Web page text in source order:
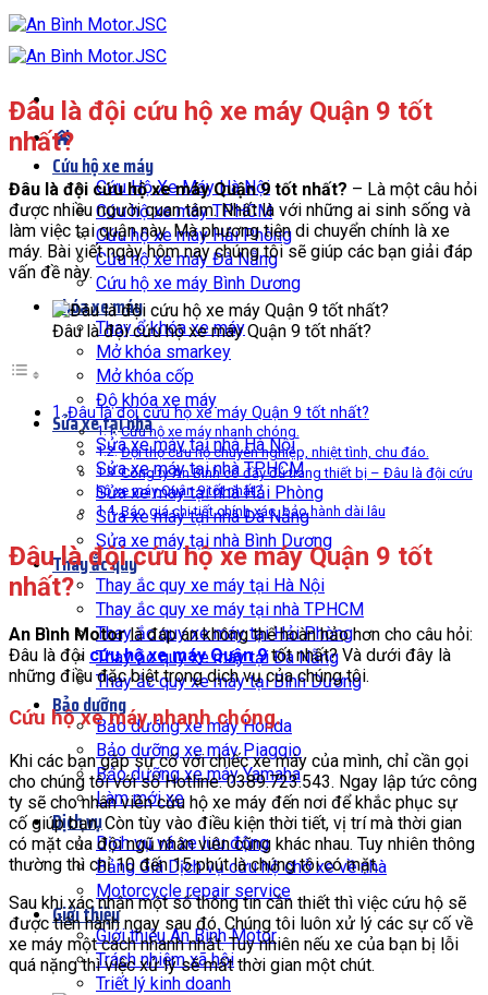
Bỏ
qua
nội
Cứu hộ xe máy
Cứu Hộ Xe Máy Hà Nội
Cứu hộ xe máy TPHCM
Cứu hộ xe máy Hải Phòng
Cứu hộ xe máy Đà Nẵng
Cứu hộ xe máy Bình Dương
Khóa xe máy
Thay ổ khóa xe máy
Mở khóa smarkey
Mở khóa cốp
Độ khóa xe máy
Sửa xe tại nhà
Sửa xe máy tại nhà Hà Nội
Sửa xe máy tại nhà TPHCM
Sửa xe máy tại nhà Hải Phòng
Sửa xe máy tại nhà Đà Nẵng
Sửa xe máy tại nhà Bình Dương
Thay ắc quy
Thay ắc quy xe máy tại Hà Nội
Thay ắc quy xe máy tại nhà TPHCM
Thay ắc quy xe máy tại Hải Phòng
Thay ắc quy xe máy tại Đà Nẵng
Thay ắc quy xe máy tại Bình Dương
Bảo dưỡng
Bảo dưỡng xe máy Honda
Bảo dưỡng xe máy Piaggio
Bảo dưỡng xe máy Yamaha
Làm mới xe
Dịch vụ
Dịch vụ vá xe lưu động
Bảng Giá Dịch vụ cứu hộ chở xe về nhà
Motorcycle repair service
Giới thiệu
Giới thiệu An Bình Motor
Trách nhiệm xã hội
Triết lý kinh doanh
Đâu là đội cứu hộ xe máy Quận 9 tốt
nhất?
Đâu là đội cứu hộ xe máy Quận 9 tốt nhất? – Là một câu hỏi
được nhiều người quan tâm. Nhất là với những ai sinh sống và
làm việc tại quận này. Mà phương tiện di chuyển chính là xe
máy. Bài viết ngày hôm nay chúng tôi sẽ giúp các bạn giải đáp
vấn đề này.
Đâu là đội cứu hộ xe máy Quận 9 tốt nhất?
Đâu là đội cứu hộ xe máy Quận 9 tốt nhất?
Cứu hộ xe máy nhanh chóng.
Đội thợ cứu hộ chuyên nghiệp, nhiệt tình, chu đáo.
Công ty An Bình có đầy đủ trang thiết bị – Đâu là đội cứu
hộ xe máy Quận 9 tốt nhất?
Báo giá chi tiết chính xác, bảo hành dài lâu
Đâu là đội cứu hộ xe máy Quận 9 tốt
nhất?
An Bình Motorlà đáp án không thể hoàn hảo hơn cho câu hỏi:
Đâu là đội cứu hộ xe máy Quận 9tốt nhất? Và dưới đây là
những điều đặc biệt trong dịch vụ của chúng tôi.
Cứu hộ xe máy nhanh chóng.
Khi các bạn gặp sự cố với chiếc xe máy của mình, chỉ cần gọi
cho chúng tôi với số Hotline: 0389.723.543. Ngay lập tức công
ty sẽ cho nhân viên cứu hộ xe máy đến nơi để khắc phục sự
cố giúp bạn. Còn tùy vào điều kiện thời tiết, vị trí mà thời gian
có mặt của đội ngũ nhân viên cũng khác nhau. Tuy nhiên thông
thường thì chỉ 10 đến 15 phút là chúng tôi có mặt.
Sau khi xác nhận một số thông tin cần thiết thì việc cứu hộ sẽ
được tiến hành ngay sau đó. Chúng tôi luôn xử lý các sự cố về
xe máy một cách nhanh nhất. Tuy nhiên nếu xe của bạn bị lỗi
quá nặng thì việc xử lý sẽ mất thời gian một chút.